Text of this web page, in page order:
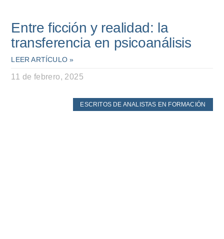
Entre ficción y realidad: la
transferencia en psicoanálisis
LEER ARTÍCULO »
11 de febrero, 2025
ESCRITOS DE ANALISTAS EN FORMACIÓN